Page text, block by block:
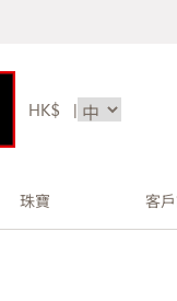
HK$ |
珠寶 客